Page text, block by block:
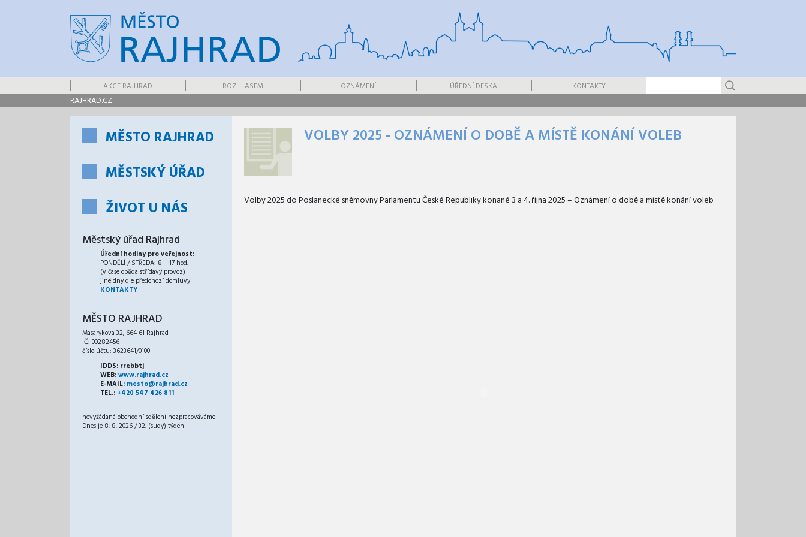
AKCE RAJHRAD ROZHLASEM OZNÁMENÍ ÚŘEDNÍ DESKA KONTAKTY
RAJHRAD.CZ
MĚSTO RAJHRAD
MĚSTSKÝ ÚŘAD
ŽIVOT U NÁS
Městský úřad Rajhrad
Úřední hodiny pro veřejnost:
PONDĚLÍ / STŘEDA: 8 – 17 hod.
(v čase oběda střídavý provoz)
jiné dny dle předchozí domluvy
KONTAKTY
MĚSTO RAJHRAD
Masarykova 32, 664 61 Rajhrad
IČ: 00282456
číslo účtu: 3623641/0100
IDDS: rrebbtj
WEB:www.rajhrad.cz
E-MAIL: mesto@rajhrad.cz
TEL.: +420 547 426 811
nevyžádaná obchodní sdělení nezpracováváme
Dnes je 8. 8. 2026 / 32. (sudý) týden
VOLBY 2025 - OZNÁMENÍ O DOBĚ A MÍSTĚ KONÁNÍ VOLEB
Volby 2025 do Poslanecké sněmovny Parlamentu České Republiky konané 3 a 4. října 2025 – Oznámení o době a místě konání voleb